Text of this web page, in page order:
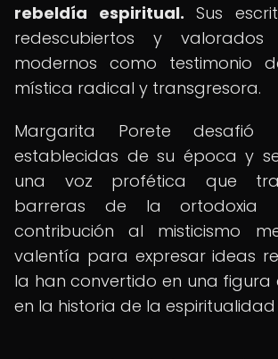
rebeldía espiritual. Sus
redescubiertos y
modernos como testimonio
mística radical y transgresora.
Margarita Porete desafió
establecidas de su época y
una voz profética que
barreras de la ortodoxia
contribución al misticismo
valentía para expresar ideas
la han convertido en una
en la historia de la